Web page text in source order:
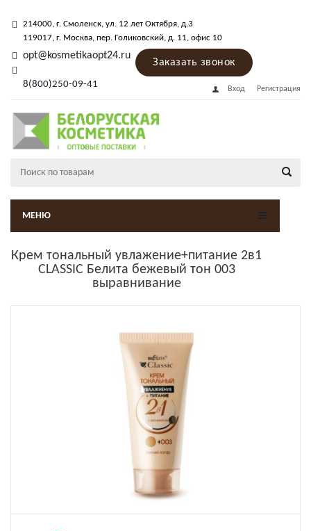
214000, г. Смоленск, ул. 12 лет Октября, д.3
119017, г. Москва, пер. Голиковский, д. 11, офис 10
opt@kosmetikaopt24.ru
8(800)250-09-41
Заказать звонок
Вход Регистрация
МЕНЮ
Крем тональный увлажение+питание 2в1
CLASSIC Белита бежевый тон 003
выравнивание